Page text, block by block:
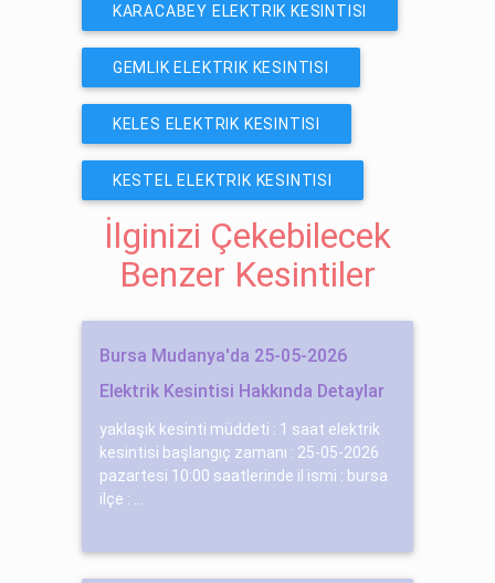
KARACABEY ELEKTRIK KESINTISI
GEMLIK ELEKTRIK KESINTISI
KELES ELEKTRIK KESINTISI
KESTEL ELEKTRIK KESINTISI
İlginizi Çekebilecek
Benzer Kesintiler
Bursa Mudanya'da 25-05-2026
Elektrik Kesintisi Hakkında Detaylar
yaklaşık kesinti müddeti : 1 saat elektrik
kesintisi başlangıç zamanı : 25-05-2026
pazartesi 10:00 saatlerinde il ismi : bursa
ilçe : ...